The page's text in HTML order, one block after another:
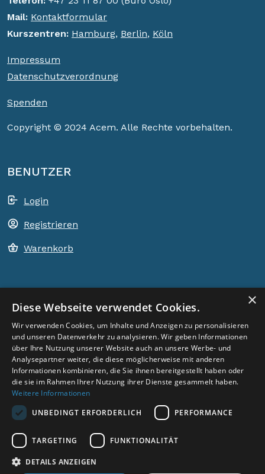
Mail: Kontaktformular
Kurszentren: Hamburg, Berlin, Köln
Impressum
Datenschutzverordnung
Spenden
Copyright © 2024 Acem. Alle Rechte vorbehalten.
BENUTZER
Login
Registrieren
Warenkorb
ACEM WELTWEIT
LAND WÄHLEN
Germany
×
Diese Webseite verwendet Cookies.
Wir verwenden Cookies, um Inhalte und Anzeigen zu personalisieren
und unseren Datenverkehr zu analysieren. Wir geben Informationen
über Ihre Nutzung unserer Website auch an unsere Werbe- und
Analysepartner weiter, die diese möglicherweise mit anderen
Informationen kombinieren, die Sie ihnen bereitgestellt haben oder
die sie im Rahmen Ihrer Nutzung ihrer Dienste gesammelt haben.
Weitere Informationen
UNBEDINGT ERFORDERLICH
PERFORMANCE
TARGETING FUNKTIONALITÄT
DETAILS ANZEIGEN